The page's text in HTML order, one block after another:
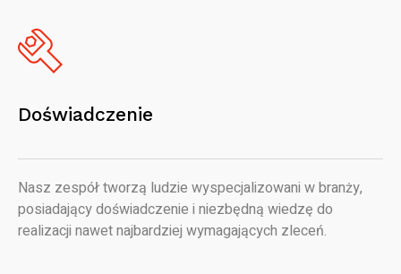
Doświadczenie
Nasz zespół tworzą ludzie wyspecjalizowani w branży,
posiadający doświadczenie i niezbędną wiedzę do
realizacji nawet najbardziej wymagających zleceń.